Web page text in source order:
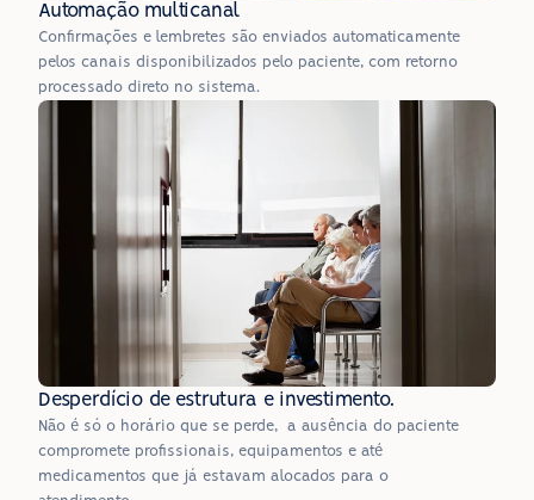
Automação multicanal
Confirmações e lembretes são enviados automaticamente
pelos canais disponibilizados pelo paciente, com retorno
processado direto no sistema.
Desperdício de estrutura e investimento.
Não é só o horário que se perde,  a ausência do paciente
compromete profissionais, equipamentos e até
medicamentos que já estavam alocados para o